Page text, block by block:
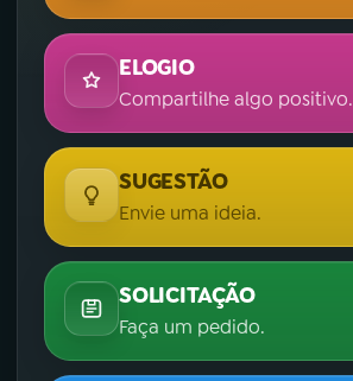
ELOGIO
Compartilhe algo positivo.
SUGESTÃO
Envie uma ideia.
SOLICITAÇÃO
Faça um pedido.